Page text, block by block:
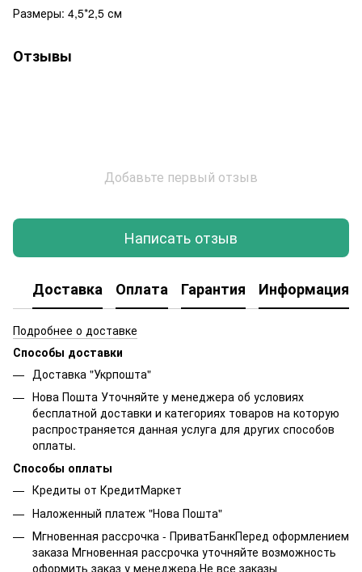
Размеры: 4,5*2,5 см
Отзывы
Добавьте первый отзыв
Написать отзыв
Доставка Оплата Гарантия Информация
Подробнее о доставке
Способы доставки
Доставка "Укрпошта"
Нова Пошта Уточняйте у менеджера об условиях
бесплатной доставки и категориях товаров на которую
распространяется данная услуга для других способов
оплаты.
Способы оплаты
Кредиты от КредитМаркет
Наложенный платеж "Нова Пошта"
Мгновенная рассрочка - ПриватБанкПеред оформлением
заказа Мгновенная рассрочка уточняйте возможность
оформить заказ у менеджера.Не все заказы